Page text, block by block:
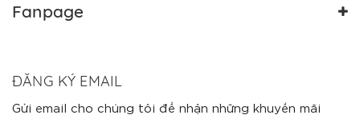
Fanpage
ĐĂNG KÝ EMAIL
Gửi email cho chúng tôi để nhận những khuyến mãi